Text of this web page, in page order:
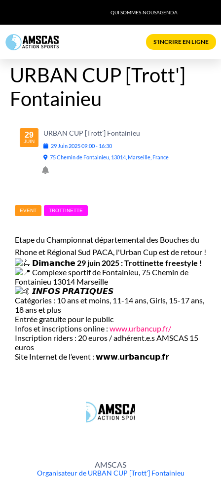
QUI SOMMES-NOUSAGENDA
S'INCRIRE EN LIGNE
URBAN CUP [Trott']
Fontainieu
29
JUIN
URBAN CUP [Trott'] Fontainieu
29 Juin 202509:00- 16:30
75 Chemin de Fontainieu, 13014, Marseille, France
EVENT TROTTINETTE
Etape du Championnat départemental des Bouches du
Rhone et Régional Sud PACA, l'Urban Cup est de retour !
𝗗𝗶𝗺𝗮𝗻𝗰𝗵𝗲 29 juin 2025 : Trottinette freestyle !
Complexe sportif de Fontainieu, 75 Chemin de
Fontainieu 13014 Marseille
𝙄𝙉𝙁𝙊𝙎 𝙋𝙍𝘼𝙏𝙄𝙌𝙐𝙀𝙎
Catégories : 10 ans et moins, 11-14 ans, Girls, 15-17 ans,
18 ans et plus
Entrée gratuite pour le public
Infos et inscriptions online : www.urbancup.fr/
Inscription riders : 20 euros / adhérent.e.s AMSCAS 15
euros
Site Internet de l’event : 𝘄𝘄𝘄.𝘂𝗿𝗯𝗮𝗻𝗰𝘂𝗽.𝗳𝗿
AMSCAS
Organisateur de URBAN CUP [Trott'] Fontainieu